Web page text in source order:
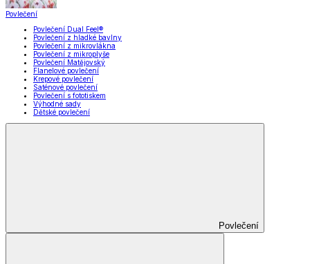
Povlečení
Povlečení Dual Feel®
Povlečení z hladké bavlny
Povlečení z mikrovlákna
Povlečení z mikroplyše
Povlečení Matějovský
Flanelové povlečení
Krepové povlečení
Saténové povlečení
Povlečení s fototiskem
Výhodné sady
Dětské povlečení
Povlečení